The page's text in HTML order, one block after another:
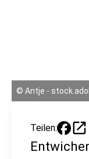
© Antje -
Teilen: open_in_new